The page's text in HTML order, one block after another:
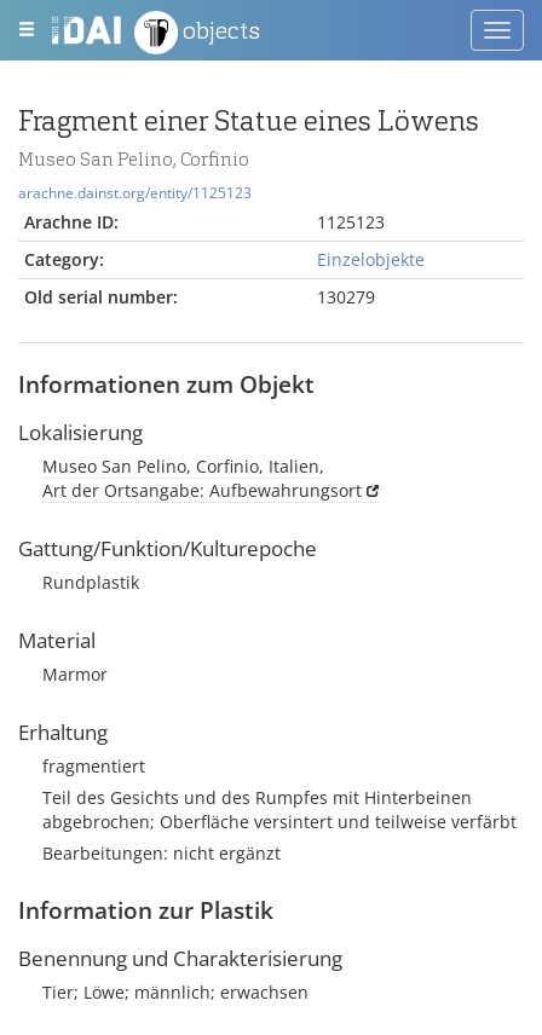
objects
Fragment einer Statue eines Löwens
Museo San Pelino, Corfinio
arachne.dainst.org/entity/1125123
Arachne ID:
1125123
Category:
Einzelobjekte
Old serial number:
130279
Informationen zum Objekt
Lokalisierung
Museo San Pelino, Corfinio, Italien,
Art der Ortsangabe: Aufbewahrungsort
Gattung/Funktion/Kulturepoche
Rundplastik
Material
Marmor
Erhaltung
fragmentiert
Teil des Gesichts und des Rumpfes mit Hinterbeinen
abgebrochen; Oberfläche versintert und teilweise verfärbt
Bearbeitungen: nicht ergänzt
Information zur Plastik
Benennung und Charakterisierung
Tier; Löwe; männlich; erwachsen